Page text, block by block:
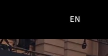
사이트로
이동
EN